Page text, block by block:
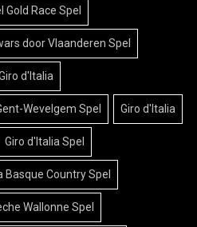
Gold Race Spel
door Vlaanderen Spel
d'Italia
Wevelgem Spel Giro d'Italia
Giro d'Italia Spel
Basque Country Spel
Wallonne Spel